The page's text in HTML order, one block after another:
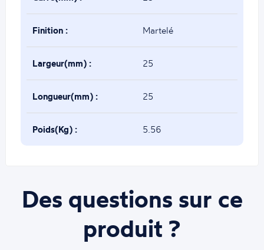
Finition : Martelé
Largeur(mm) : 25
Longueur(mm) : 25
Poids(Kg) : 5.56
Des questions sur ce
produit ?